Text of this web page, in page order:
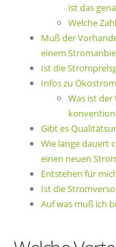
ist das
Welche
Muß der
einem
Ist die
Infos zu
Was ist
Gibt es
Wie lange dauert
einen neuen
Entstehen für
Ist die
Auf was muß ich